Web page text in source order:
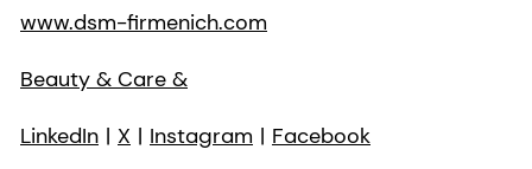
www.dsm-firmenich.com
Beauty & Care &
LinkedIn | X | Instagram | Facebook